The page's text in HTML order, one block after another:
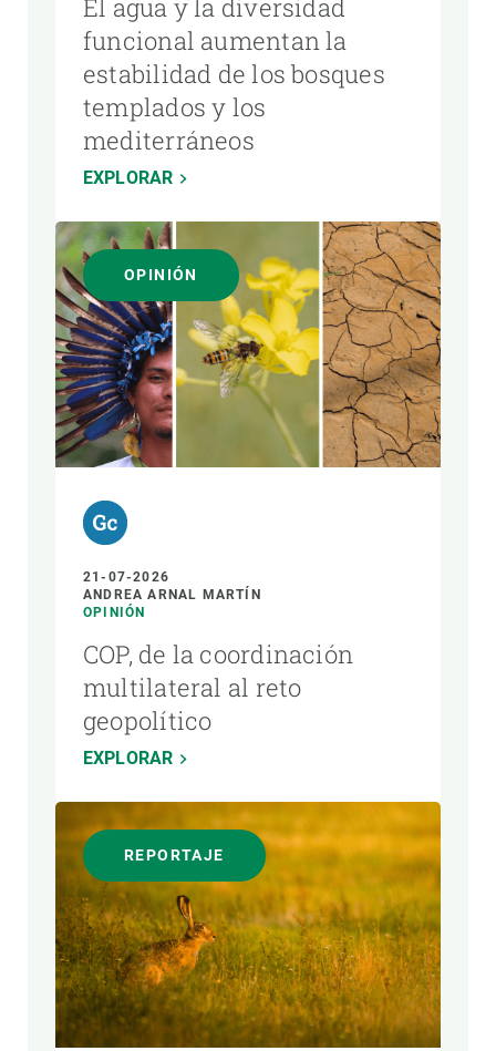
El agua y la diversidad
funcional aumentan la
estabilidad de los bosques
templados y los
mediterráneos
EXPLORAR
OPINIÓN
21-07-2026
ANDREA ARNAL MARTÍN
OPINIÓN
COP, de la coordinación
multilateral al reto
geopolítico
EXPLORAR
REPORTAJE